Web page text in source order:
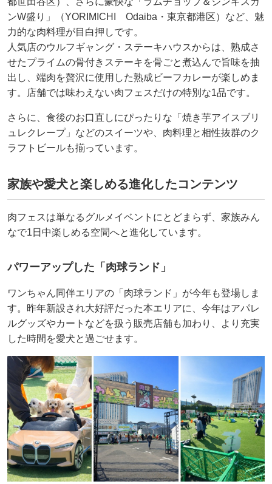
ンW盛り」（YORIMICHI Odaiba・東京都港区）など、魅
力的な肉料理が目白押しです。
人気店のウルフギャング・ステーキハウスからは、熟成さ
せたプライムの骨付きステーキを骨ごと煮込んで旨味を抽
出し、端肉を贅沢に使用した熟成ビーフカレーが楽しめま
す。店舗では味わえない肉フェスだけの特別な1品です。
さらに、食後のお口直しにぴったりな「焼き芋アイスブリ
ュレクレープ」などのスイーツや、肉料理と相性抜群のク
ラフトビールも揃っています。
家族や愛犬と楽しめる進化したコンテンツ
肉フェスは単なるグルメイベントにとどまらず、家族みん
なで1日中楽しめる空間へと進化しています。
パワーアップした「肉球ランド」
ワンちゃん同伴エリアの「肉球ランド」が今年も登場しま
す。昨年新設され大好評だった本エリアに、今年はアパレ
ルグッズやカートなどを扱う販売店舗も加わり、より充実
した時間を愛犬と過ごせます。